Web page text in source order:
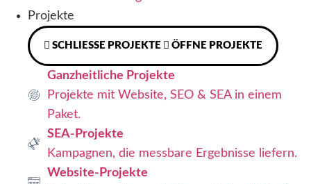
Projekte
SCHLIESSE PROJEKTE ÖFFNE PROJEKTE
Ganzheitliche Projekte
Projekte mit Website, SEO & SEA in einem
Paket.
SEA-Projekte
Kampagnen, die messbare Ergebnisse liefern.
Website-Projekte